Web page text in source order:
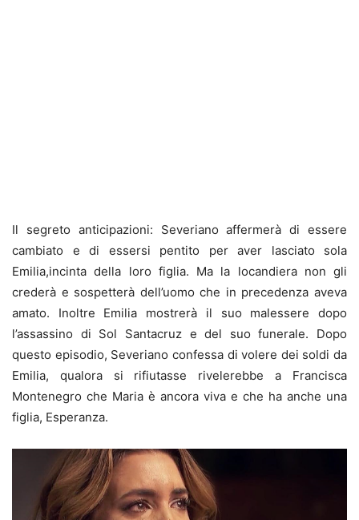
Il segreto anticipazioni: Severiano affermerà di essere
cambiato e di essersi pentito per aver lasciato sola
Emilia,incinta della loro figlia. Ma la locandiera non gli
crederà e sospetterà dell’uomo che in precedenza aveva
amato. Inoltre Emilia mostrerà il suo malessere dopo
l’assassino di Sol Santacruz e del suo funerale. Dopo
questo episodio, Severiano confessa di volere dei soldi da
Emilia, qualora si rifiutasse rivelerebbe a Francisca
Montenegro che Maria è ancora viva e che ha anche una
figlia, Esperanza.